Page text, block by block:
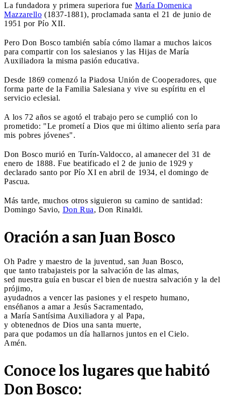
La fundadora y primera superiora fue María Domenica
Mazzarello (1837-1881), proclamada santa el 21 de junio de
1951 por Pío XII.
Pero Don Bosco también sabía cómo llamar a muchos laicos
para compartir con los salesianos y las Hijas de María
Auxiliadora la misma pasión educativa.
Desde 1869 comenzó la Piadosa Unión de Cooperadores, que
forma parte de la Familia Salesiana y vive su espíritu en el
servicio eclesial.
A los 72 años se agotó el trabajo pero se cumplió con lo
prometido: "Le prometí a Dios que mi último aliento sería para
mis pobres jóvenes".
Don Bosco murió en Turín-Valdocco, al amanecer del 31 de
enero de 1888. Fue beatificado el 2 de junio de 1929 y
declarado santo por Pío XI en abril de 1934, el domingo de
Pascua.
Más tarde, muchos otros siguieron su camino de santidad:
Domingo Savio, Don Rua, Don Rinaldi.
Oración a san Juan Bosco
Oh Padre y maestro de la juventud, san Juan Bosco,
que tanto trabajasteis por la salvación de las almas,
sed nuestra guía en buscar el bien de nuestra salvación y la del
prójimo,
ayudadnos a vencer las pasiones y el respeto humano,
enséñanos a amar a Jesús Sacramentado,
a María Santísima Auxiliadora y al Papa,
y obtenednos de Dios una santa muerte,
para que podamos un día hallarnos juntos en el Cielo.
Amén.
Conoce los lugares que habitó
Don Bosco: